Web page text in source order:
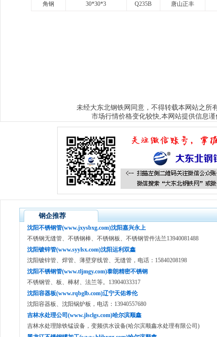
角钢
30*30*3 Q235B 唐山正丰
未经大东北钢铁网 同意，不得转载本网站之所
市场行情价格变化较快,本网站提供信息
钢企推荐
沈阳不锈钢管(www.jxysbxg.com)沈阳嘉兴永上
不锈钢无缝管、不锈钢棒、不锈钢板、不锈钢管件法兰13940081488
沈阳镀锌管(www.syylsx.com)沈阳运利双鑫
沈阳镀锌管、焊管、薄壁穿线管、无缝管，电话：15840208198
沈阳不锈钢管(www.tljmgy.com)泰朗精密不锈钢
不锈钢管、板、棒材、法兰等。13904033317
沈阳容器板(www.rqbglb.com)辽宁天佑希伦
沈阳容器板、沈阳锅炉板，电话：13940557680
吉林水处理公司(www.jlsclgs.com)哈尔滨顺鑫
吉林水处理除铁锰设备，变频供水设备(哈尔滨顺鑫水处理有限公司)